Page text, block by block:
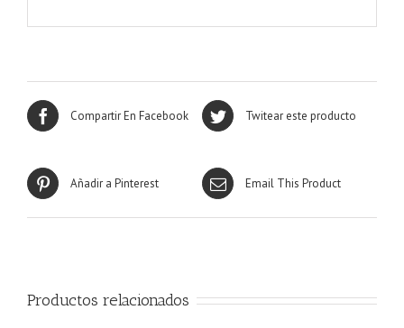
Compartir En Facebook Twitear este producto
Añadir a Pinterest Email This Product
Productos relacionados